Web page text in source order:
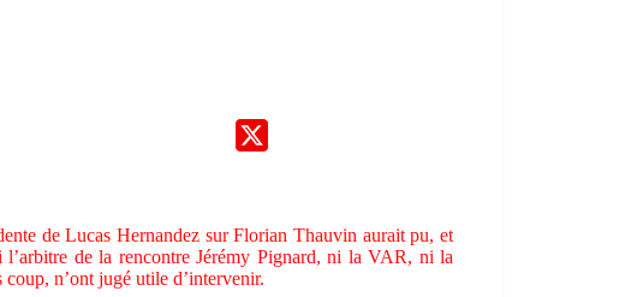
de Lucas Hernandez sur Florian Thauvin aurait pu, et
de la rencontre Jérémy Pignard, ni la VAR, ni la
n’ont jugé utile d’intervenir.